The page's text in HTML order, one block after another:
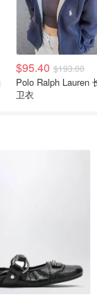
$95.40 $193.00
Polo Ralph Lauren 长袖
卫衣